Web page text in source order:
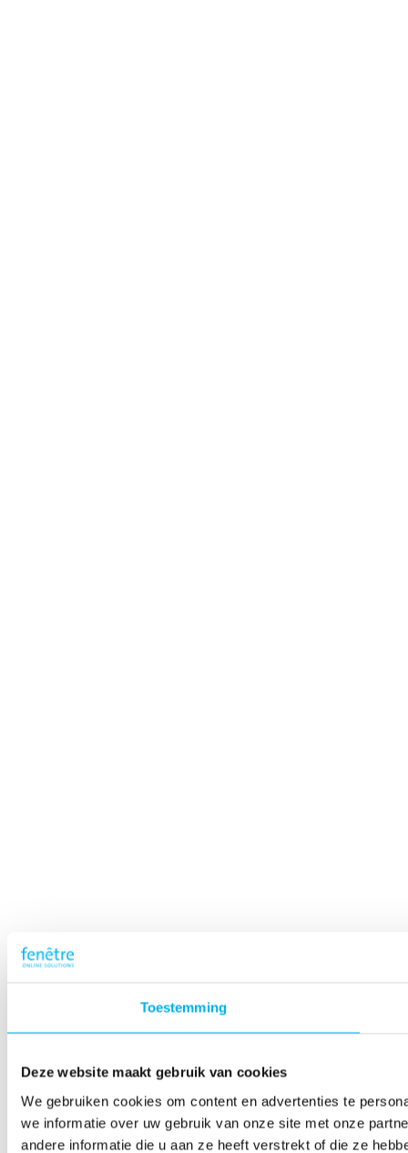
Toestemming
Deze website maakt gebruik van cookies
We gebruiken cookies om content en advertenties te
we informatie over uw gebruik van onze site met onze
andere informatie die u aan ze heeft verstrekt of die ze